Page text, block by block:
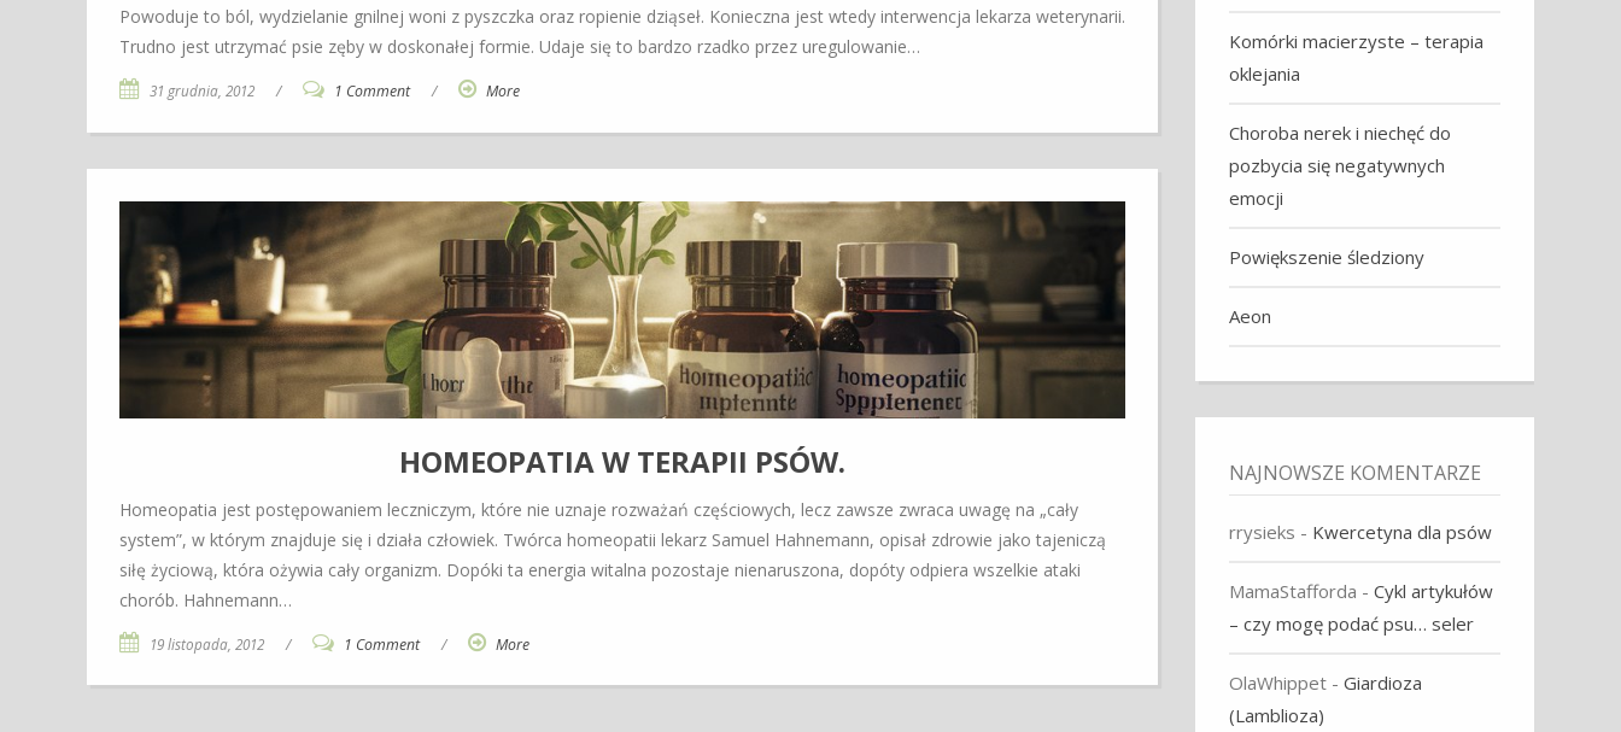
Powoduje to ból, wydzielanie gnilnej woni z pyszczka oraz ropienie dziąseł. Konieczna jest wtedy interwencja lekarza weterynarii.
Trudno jest utrzymać psie zęby w doskonałej formie. Udaje się to bardzo rzadko przez uregulowanie…
31 grudnia, 2012 / 1 Comment / More
HOMEOPATIA W TERAPII PSÓW.
Homeopatia jest postępowaniem leczniczym, które nie uznaje rozważań częściowych, lecz zawsze zwraca uwagę na „cały
system”, w którym znajduje się i działa człowiek. Twórca homeopatii lekarz Samuel Hahnemann, opisał zdrowie jako tajeniczą
siłę życiową, która ożywia cały organizm. Dopóki ta energia witalna pozostaje nienaruszona, dopóty odpiera wszelkie ataki
chorób. Hahnemann…
19 listopada, 2012 / 1 Comment / More
Komórki macierzyste – terapia
oklejania
Choroba nerek i niechęć do
pozbycia się negatywnych
emocji
Powiększenie śledziony
Aeon
NAJNOWSZE KOMENTARZE
rrysieks - Kwercetyna dla psów
MamaStafforda -Cykl artykułów
– czy mogę podać psu… seler
OlaWhippet -Giardioza
(Lamblioza)